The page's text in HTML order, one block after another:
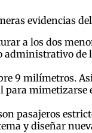
evidencias del
a los dos
administrativo de
9 milímetros.
para mimetizarse
pasajeros
y diseñar